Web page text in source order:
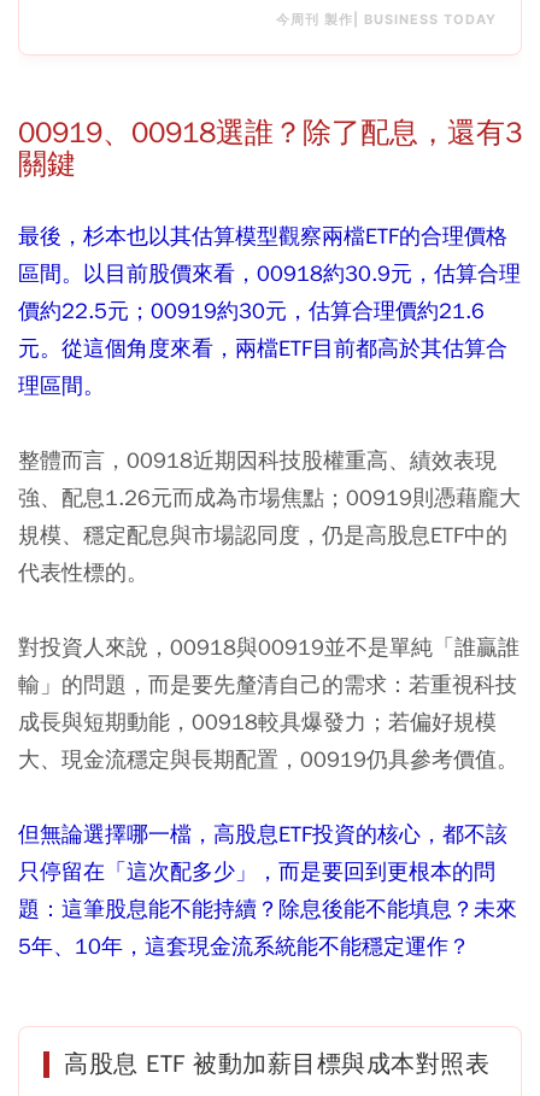
今周刊 製作| BUSINESS TODAY
00919、00918選誰？除了配息，還有3
關鍵
最後，杉本也以其估算模型觀察兩檔ETF的合理價格
區間。以目前股價來看，00918約30.9元，估算合理
價約22.5元；00919約30元，估算合理價約21.6
元。從這個角度來看，兩檔ETF目前都高於其估算合
理區間。
整體而言，00918近期因科技股權重高、績效表現
強、配息1.26元而成為市場焦點；00919則憑藉龐大
規模、穩定配息與市場認同度，仍是高股息ETF中的
代表性標的。
對投資人來說，00918與00919並不是單純「誰贏誰
輸」的問題，而是要先釐清自己的需求：若重視科技
成長與短期動能，00918較具爆發力；若偏好規模
大、現金流穩定與長期配置，00919仍具參考價值。
但無論選擇哪一檔，高股息ETF投資的核心，都不該
只停留在「這次配多少」，而是要回到更根本的問
題：這筆股息能不能持續？除息後能不能填息？未來
5年、10年，這套現金流系統能不能穩定運作？
高股息 ETF 被動加薪目標與成本對照表